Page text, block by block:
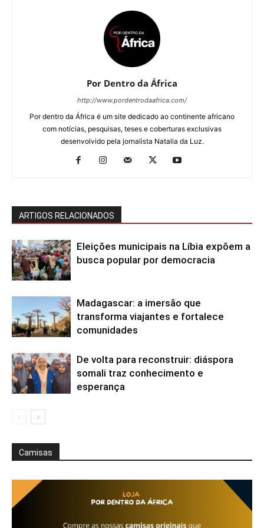
Por Dentro da África
http://www.pordentrodaafrica.com/
Por dentro da África é um site dedicado ao continente africano
com notícias, pesquisas, teses e coberturas exclusivas
desenvolvido pela jornalista Natalia da Luz.
ARTIGOS RELACIONADOS
Eleições municipais na Líbia expõem a
busca popular por democracia
Madagascar: a imersão que
transforma viajantes e fortalece
comunidades
De volta para reconstruir: diáspora
somali traz conhecimento e
esperança
Camisas